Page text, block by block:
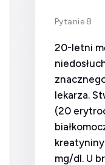
Pytanie 8
20-letni
lekarza.
(20
mg/dl. U